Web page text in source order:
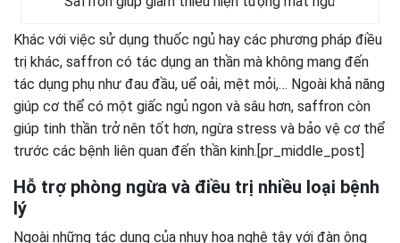
Khác với việc sử dụng thuốc ngủ hay các phương pháp điều
trị khác, saffron có tác dụng an thần mà không mang đến
tác dụng phụ như đau đầu, uể oải, mệt mỏi,… Ngoài khả năng
giúp cơ thể có một giấc ngủ ngon và sâu hơn, saffron còn
giúp tinh thần trở nên tốt hơn, ngừa stress và bảo vệ cơ thể
trước các bệnh liên quan đến thần kinh.[pr_middle_post]
Hỗ trợ phòng ngừa và điều trị nhiều loại bệnh
lý
Ngoài những tác dụng của nhụy hoa nghệ tây với đàn ông